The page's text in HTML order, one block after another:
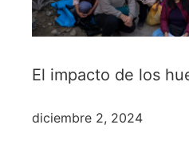
El impacto de los
diciembre 2, 2024